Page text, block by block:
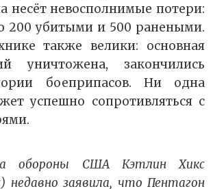
несёт невосполнимые потери:
200 убитыми и 500 ранеными.
также велики: основная
уничтожена, закончились
боеприпасов. Ни одна
успешно сопротивляться с
обороны США Кэтлин Хикс
) недавно заявила, что Пентагон